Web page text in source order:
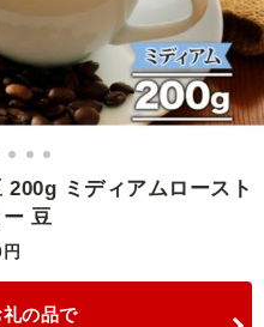
り込み
ミディアムロースト
豆
の品で